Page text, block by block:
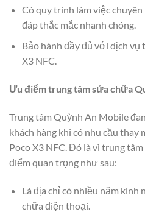
Có quy trình làm việc
đáp thắc mắc nhanh chóng.
Bảo hành đầy đủ với dịch vụ
X3 NFC.
Ưu điểm trung tâm sửa chữa
Trung tâm Quỳnh An Mobile
khách hàng khi có nhu cầu
Poco X3 NFC. Đó là vì trung
điểm quan trọng như sau:
Là địa chỉ có nhiều năm
chữa điện thoại.